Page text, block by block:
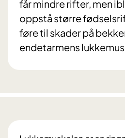
får mindre rifter, men
oppstå større
føre til skader på
endetarmens